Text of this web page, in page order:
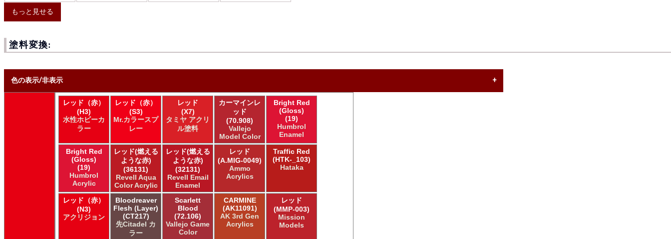
もっと見せる
塗料変換:
色の表示/非表示
* ボックスをオン/オフにして、同等の色を見つけやすくします。
Uncheck ALL
AK INTERACTIVE AK 3rd Gen Acrylics
AK INTERACTIVE AK Acrylics
AK INTERACTIVE AK Extreme Metal
AK INTERACTIVE AK Real Color
AK INTERACTIVE 新 Real Color
ALCLAD II ALCLAD II
Acrylicos Vallejo Vallejo Diorama FX
Acrylicos Vallejo Vallejo Game Air
Acrylicos Vallejo Vallejo Game Color
Acrylicos Vallejo Vallejo Hobby Paint スプレー
Acrylicos Vallejo Vallejo Liquid Gold
レッド（赤）
(H3)
水性ホビーカ
ラー
レッド（赤）
(S3)
Mr.カラースプ
レー
レッド
(X7)
タミヤ アクリ
ル塗料
カーマインレ
ッド
(70.908)
Vallejo
Model Color
Bright Red
(Gloss)
(19)
Humbrol
Enamel
Bright Red
(Gloss)
(19)
Humbrol
Acrylic
レッド(燃える
ような赤)
(36131)
Revell Aqua
Color Acrylic
レッド(燃える
ような赤)
(32131)
Revell Email
Enamel
レッド
(A.MIG-0049)
Ammo
Acrylics
Traffic Red
(HTK-_103)
Hataka
レッド（赤）
(N3)
アクリジョン
Bloodreaver
Flesh (Layer)
(CT217)
先Citadel カ
ラー
Scarlett
Blood
(72.106)
Vallejo Game
Color
CARMINE
(AK11091)
AK 3rd Gen
Acrylics
レッド
(MMP-003)
Mission
Models